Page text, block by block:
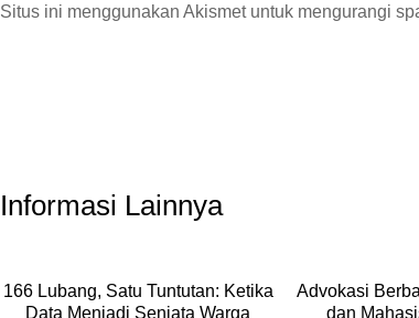
Situs ini menggunakan Akismet untuk mengurangi
Informasi Lainnya
166 Lubang, Satu Tuntutan: Ketika
Data Menjadi Senjata Warga
Advokasi
dan